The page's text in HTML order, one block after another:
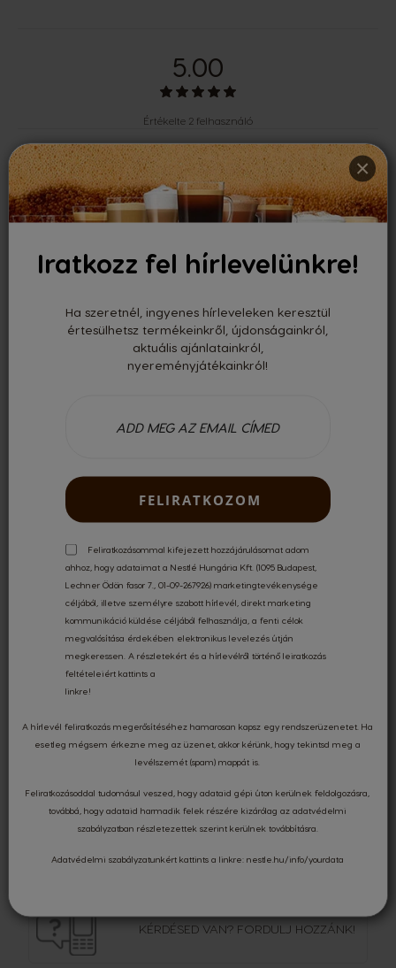
×
Iratkozz fel hírlevelünkre!
Ha szeretnél, ingyenes hírleveleken keresztül
értesülhetsz termékeinkről, újdonságainkról,
aktuális ajánlatainkról,
nyereményjátékainkról!
FELIRATKOZOM
Feliratkozásommal kifejezett hozzájárulásomat adom
ahhoz, hogy adataimat a Nestlé Hungária Kft. (1095 Budapest,
Lechner Ödön fasor 7., 01-09-267926) marketingtevékenysége
céljából, illetve személyre szabott hírlevél, direkt marketing
kommunikáció küldése céljából felhasználja, a fenti célok
megvalósítása érdekében elektronikus levelezés útján
megkeressen. A részletekért és a hírlevélről történő leiratkozás
feltételeiért kattints a
linkre!
A hírlevél feliratkozás megerősítéséhez hamarosan kapsz egy rendszerüzenetet. Ha
esetleg mégsem érkezne meg az üzenet, akkor kérünk, hogy tekintsd meg a
levélszemét (spam) mappát is.
Feliratkozásoddal tudomásul veszed, hogy adataid gépi úton kerülnek feldolgozásra,
továbbá, hogy adataid harmadik felek részére kizárólag azadatvédelmi
szabályzatban részletezettek szerint kerülnek továbbításra.
Adatvédelmi szabályzatunkért kattints a linkre:nestle.hu/info/yourdata
5.00
Értékelte 2 felhasználó
Legutóbbi vélemények
05/11/2025
Nagyon jó termék ár érték arányban
Csak regisztrált felhasználóként tudsz véleményt írni. Kérjük,
jelentkezz bevagyregisztrálj!
KÜLÖNLEGES AJÁNLATOK
KÉRDÉSED VAN? FORDULJ HOZZÁNK!